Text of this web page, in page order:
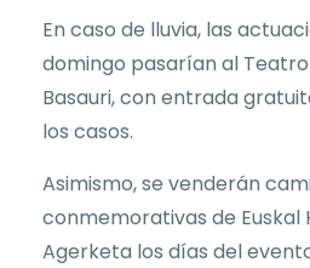
En caso de lluvia, las
domingo pasarían al
Basauri, con entrada
los casos.
Asimismo, se venderán
conmemorativas de Euskal
Agerketa los días del